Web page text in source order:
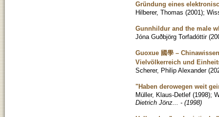
Gründung eines
Hilberer, Thomas (2001);
Gunnhildur and the male
Jóna Guðbjörg Torfadóttir (
Guoxue 國學 –
Vielvölkerreich und
Scherer, Philip Alexander (
"Haben derowegen weit
Müller, Klaus-Detlef (1998);
Dietrich Jönz... - (1998)